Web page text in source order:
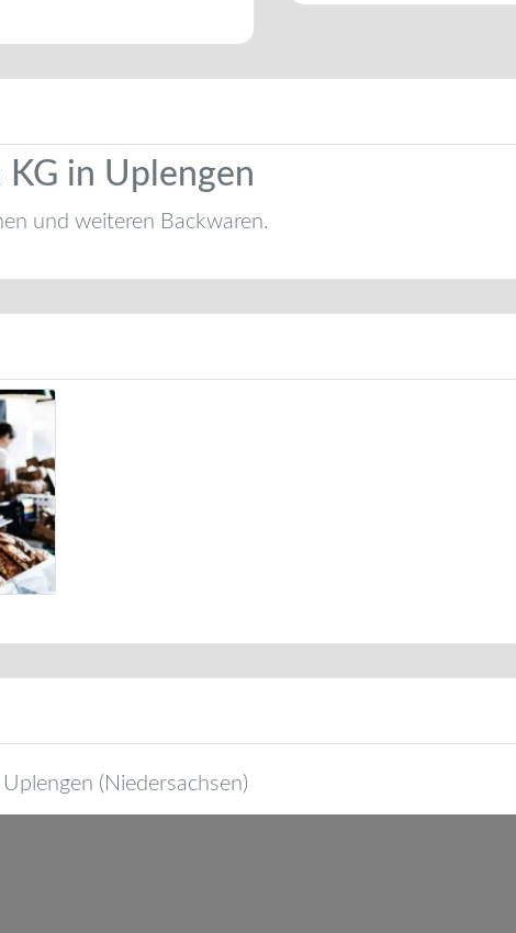
KG in Uplengen
und weiteren Backwaren.
Uplengen ( Niedersachsen)